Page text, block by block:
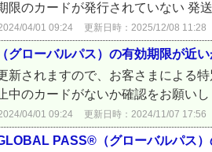
限のカードが発行されていない 発
04/01 09:24 更新日時：2025/12/08 11:28
ローバルパス）の有効期限が近
新されますので、お客さまによる
中のカードがないか確認をお願い
04/01 09:24 更新日時：2024/11/07 17:56
PASS®（グローバルパス